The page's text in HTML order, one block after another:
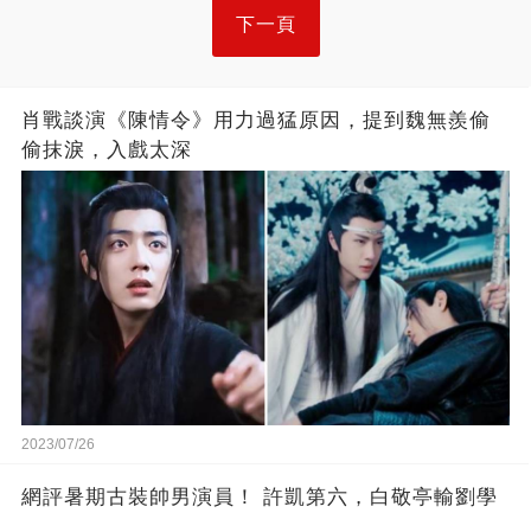
下一頁
肖戰談演《陳情令》用力過猛原因，提到魏無羨偷
偷抹淚，入戲太深
2023/07/26
網評暑期古裝帥男演員！ 許凱第六，白敬亭輸劉學